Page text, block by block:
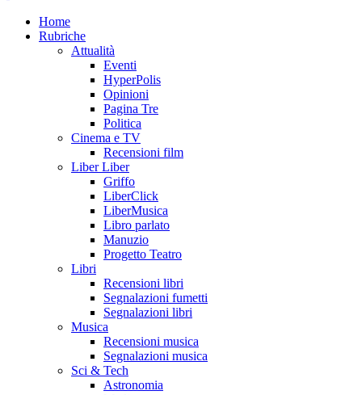
Home
Rubriche
Attualità
Eventi
HyperPolis
Opinioni
Pagina Tre
Politica
Cinema e TV
Recensioni film
Liber Liber
Griffo
LiberClick
LiberMusica
Libro parlato
Manuzio
Progetto Teatro
Libri
Recensioni libri
Segnalazioni fumetti
Segnalazioni libri
Musica
Recensioni musica
Segnalazioni musica
Sci & Tech
Astronomia